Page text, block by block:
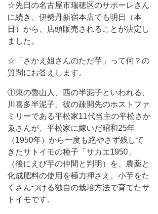
☆先日の名古屋市瑞穂区のサポーレさん
に続き、伊勢丹新宿本店でも明日（本
日）から、店頭販売されることが決定し
ました。
☆「さかえ姐さんのただ芋」って何？の
質問にお答えします。
①東の魯山人、西の半泥子といわれる、
川喜多半泥子。彼の疎開先のホストファ
ミリーである平松家11代当主の平松さか
ゑさんが、平松家に嫁いだ昭和25年
（1950年）から一度も絶やさず残して
きたサトイモの種子「サカエ1950」
（後にえび芋の仲間と判明）を、農薬と
化成肥料の使用を極力押さえ、小芋をた
くさんつける独自の栽培方法で育てたサ
トイモです。